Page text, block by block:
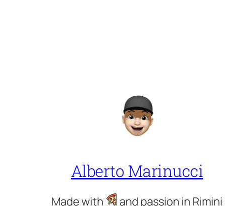
Alberto Marinucci
Made with and passion in Rimini